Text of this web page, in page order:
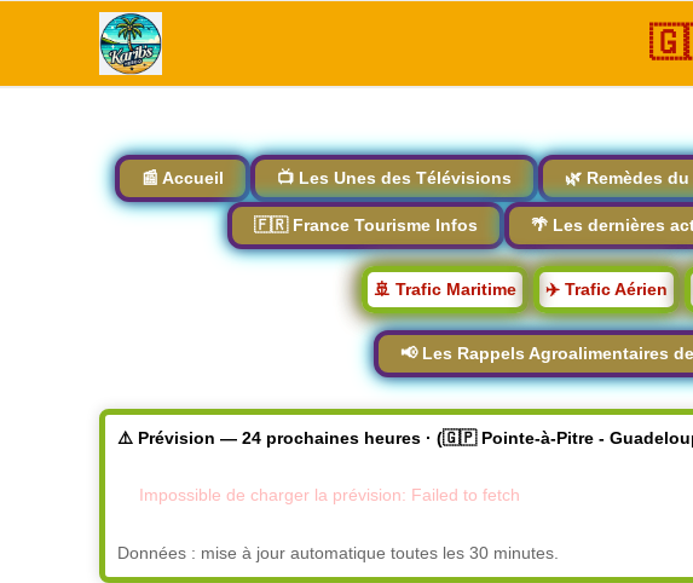
📰 Accueil 📺 Les Unes des Télévisions 🌿 Remèdes
🇫🇷 France Tourisme Infos 🌴 Les dernières
🚢 Trafic Maritime ✈️ Trafic Aérien
📢 Les Rappels Agroalimentaires
⚠️ Prévision — 24 prochaines heures · (🇬🇵 Pointe-à-Pitre -
Impossible de charger la prévision: Failed to fetch
Données : mise à jour automatique toutes les 30 minutes.